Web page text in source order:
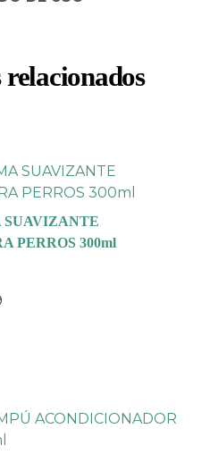
todas las razas pelo
largo y con tendencia al
LAPSA APSO.
SUAVIZANTE
PERROS 300ml